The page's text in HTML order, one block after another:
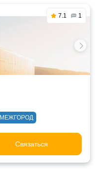
7.1 1
МЕЖГОРОД
Связаться